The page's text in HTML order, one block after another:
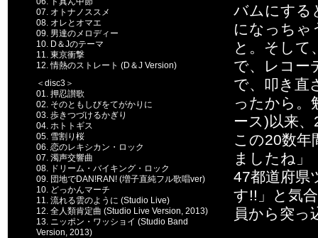
07. オトナノススメ
08. オレとオマエ
09. 男達のメロディー
10. D＆Jのテーマ
11. 東京衝撃
12. 情熱のストレート (D＆J Version)
＜disc3＞
01. 押忍讃歌
02. そのともしびをてがかりに
03. 歩きつづけるかぎり
04. ホトトギス
05. 雪割り桜
06. 恋のレキシカン・ロック
07. 濁声交響曲
08. ドリーム・バイキング・ロック
09. 団地でDAN!RAN! (増子直純フル歌唱ver)
10. どっかんマーチ
11. 流れる雲のように (Studio Live)
12. 全人類肯定曲 (Studio Live Version, 2013)
13. ニッポン・ワッショイ (Studio Band
Version, 2013)
バムにする
になっちゃ
と。そして
で、レコー
で、叩き直
ったから。
ース)以来
この20数
ましたね」
47都道府県
す!!」と気
員から突っ